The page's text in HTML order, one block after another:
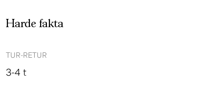
Harde fakta
TUR-RETUR
3-4 t